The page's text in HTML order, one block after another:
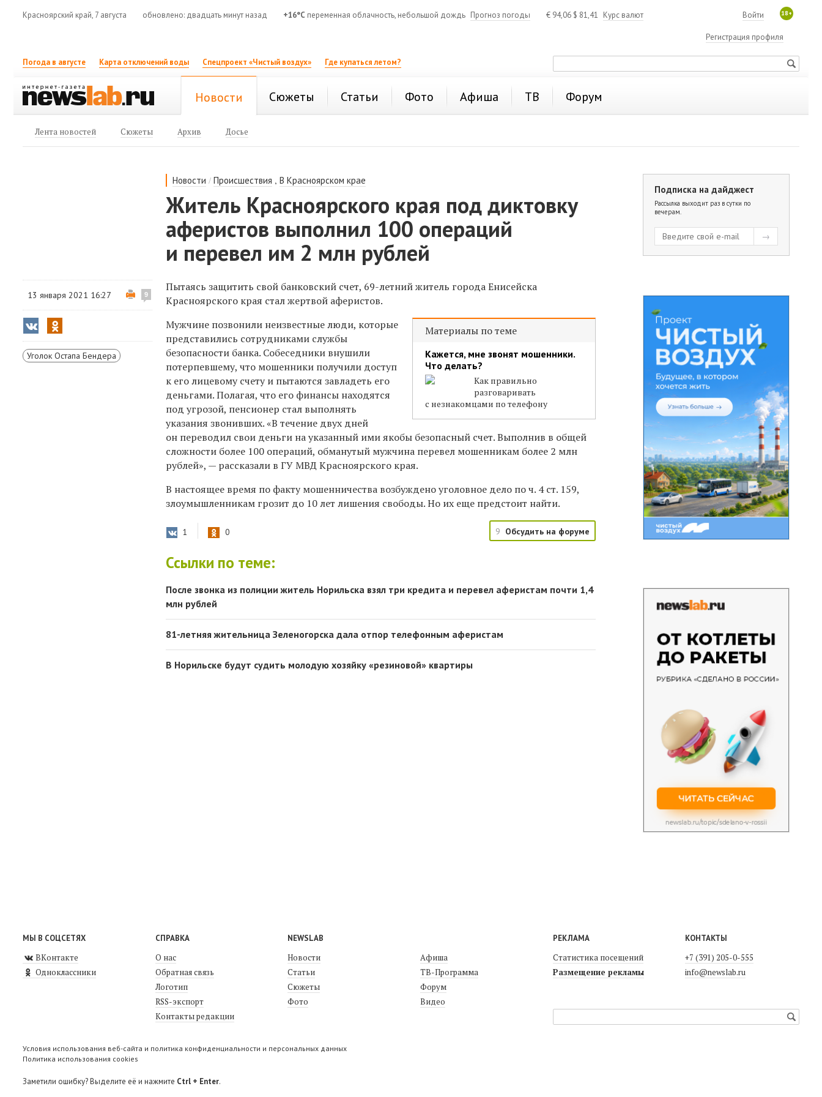
Красноярский край, 7 августа обновлено: двадцать минут назад +16°C переменная облачность, небольшой дождь Прогноз погоды € 94,06 $ 81,41 Курс валют 18+
Войти
Регистрация профиля
Погода в августе Карта отключений воды Спецпроект «Чистый воздух» Где купаться летом?
Новости Сюжеты Статьи Фото Афиша ТВ Форум
Лента новостей Сюжеты Архив Досье
Новости /Происшествия ,В Красноярском крае
Житель Красноярского края под диктовку
аферистов выполнил 100 операций
и перевел им 2 млн рублей
13 января 2021 16:27 9
Уголок Остапа Бендера
Пытаясь защитить свой банковский счет, 69-летний житель города Енисейска
Красноярского края стал жертвой аферистов.
Материалы по теме
Кажется, мне звонят мошенники.
Что делать?
Как правильно
разговаривать
с незнакомцами по телефону
Мужчине позвонили неизвестные люди, которые
представились сотрудниками службы
безопасности банка. Собеседники внушили
потерпевшему, что мошенники получили доступ
к его лицевому счету и пытаются завладеть его
деньгами. Полагая, что его финансы находятся
под угрозой, пенсионер стал выполнять
указания звонивших. «В течение двух дней
он переводил свои деньги на указанный ими якобы безопасный счет. Выполнив в общей
сложности более 100 операций, обманутый мужчина перевел мошенникам более 2 млн
рублей», — рассказали в ГУ МВД Красноярского края.
В настоящее время по факту мошенничества возбуждено уголовное дело по ч. 4 ст. 159,
злоумышленникам грозит до 10 лет лишения свободы. Но их еще предстоит найти.
1 0 9 Обсудить на форуме
Ссылки по теме:
После звонка из полиции житель Норильска взял три кредита и перевел аферистам почти 1,4
млн рублей
81-летняя жительница Зеленогорска дала отпор телефонным аферистам
В Норильске будут судить молодую хозяйку «резиновой» квартиры
Подписка на дайджест
Рассылка выходит раз в сутки по
вечерам.
МЫ В СОЦСЕТЯХ
ВКонтакте
Одноклассники
СПРАВКА
О нас
Обратная связь
Логотип
RSS-экспорт
Контакты редакции
NEWSLAB
Новости
Статьи
Сюжеты
Фото
Афиша
ТВ-Программа
Форум
Видео
РЕКЛАМА
Статистика посещений
Размещение рекламы
КОНТАКТЫ
+7 (391) 205-0-555
info@newslab.ru
Условия использования веб-сайта и политика конфиденциальности и персональных данных
Политика использования cookies
Заметили ошибку? Выделите её и нажмите Ctrl + Enter.